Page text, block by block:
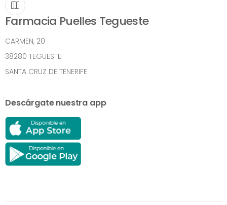
Farmacia Puelles Tegueste
CARMEN, 20
38280 TEGUESTE
SANTA CRUZ DE TENERIFE
Descárgate nuestra app